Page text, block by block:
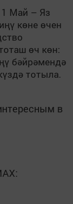
1 Май – Яз
көне өчен
өч көн:
бәйрәмендә
тотыла.
в